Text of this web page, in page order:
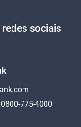
sociais
775-4000